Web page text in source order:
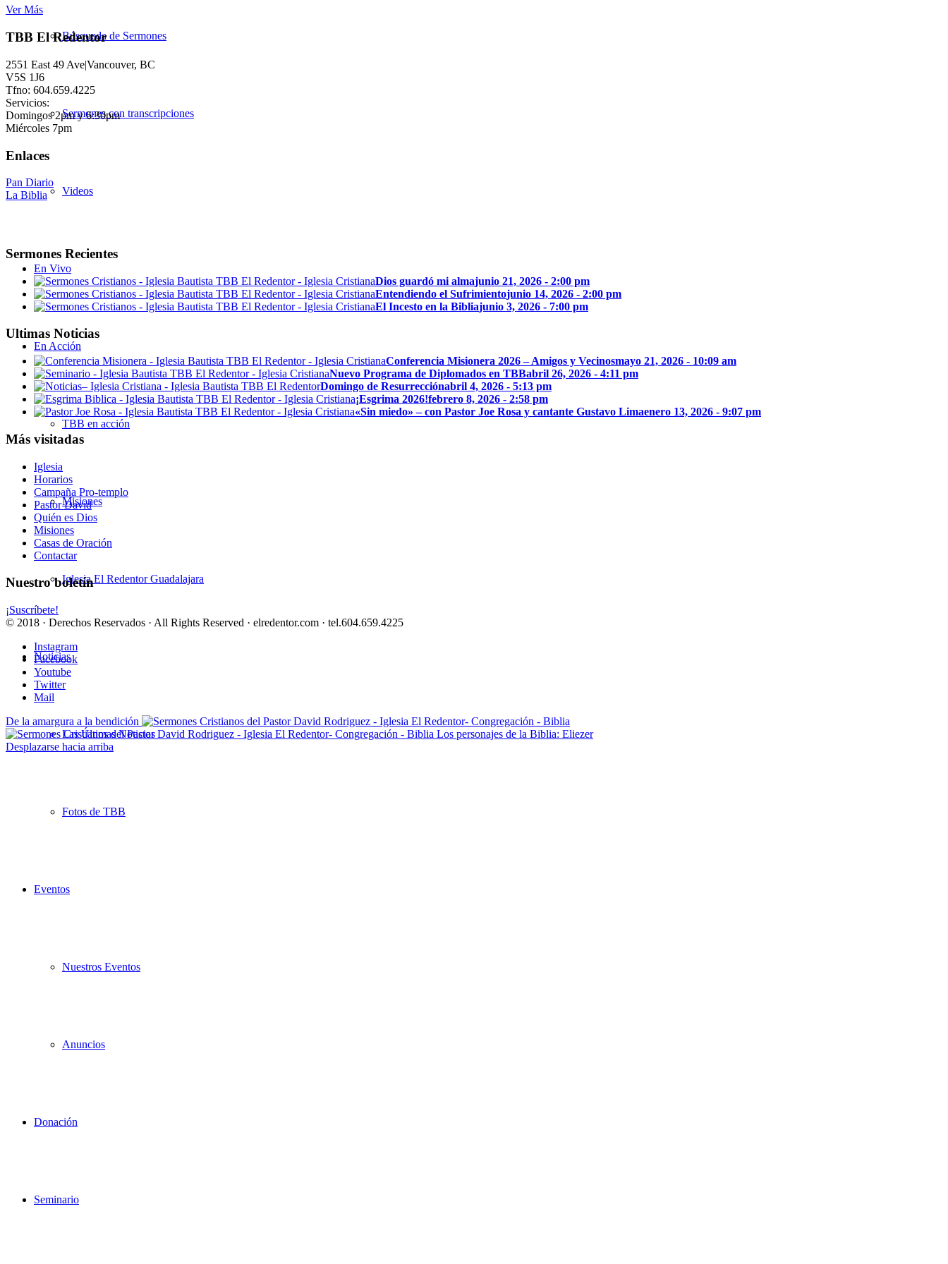
Búsqueda de Sermones
Sermones con transcripciones
Videos
En Vivo
En Acción
TBB en acción
Misiones
Iglesia El Redentor Guadalajara
Noticias
Las Últimas Noticias
Fotos de TBB
Eventos
Nuestros Eventos
Anuncios
Donación
Seminario
Ver Más
TBB El Redentor
2551 East 49 Ave|Vancouver, BC
V5S 1J6
Tfno: 604.659.4225
Servicios:
Domingos 2pm y 6:30pm
Miércoles 7pm
Enlaces
Pan Diario
La Biblia
Sermones Recientes
Dios guardó mi almajunio 21, 2026 - 2:00 pm
Entendiendo el Sufrimientojunio 14, 2026 - 2:00 pm
El Incesto en la Bibliajunio 3, 2026 - 7:00 pm
Ultimas Noticias
Conferencia Misionera 2026 – Amigos y Vecinosmayo 21, 2026 - 10:09 am
Nuevo Programa de Diplomados en TBBabril 26, 2026 - 4:11 pm
Domingo de Resurrecciónabril 4, 2026 - 5:13 pm
¡Esgrima 2026!febrero 8, 2026 - 2:58 pm
«Sin miedo» – con Pastor Joe Rosa y cantante Gustavo Limaenero 13, 2026 - 9:07 pm
Más visitadas
Iglesia
Horarios
Campaña Pro-templo
Pastor David
Quién es Dios
Misiones
Casas de Oración
Contactar
Nuestro boletín
¡Suscríbete!
© 2018 · Derechos Reservados · All Rights Reserved · elredentor.com · tel.604.659.4225
Instagram
Facebook
Youtube
Twitter
Mail
De la amargura a la bendición
Los personajes de la Biblia: Eliezer
Desplazarse hacia arriba